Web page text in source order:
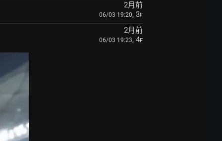
2月前
06/03 19:20, 3F
2月前
06/03 19:23, 4F